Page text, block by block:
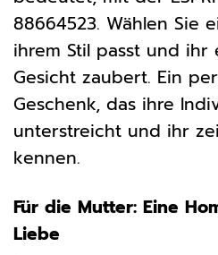
88664523. Wählen Sie
ihrem Stil passt und ihr
Gesicht zaubert. Ein
Geschenk, das ihre
unterstreicht und ihr
kennen.
Für die Mutter: Eine
Liebe